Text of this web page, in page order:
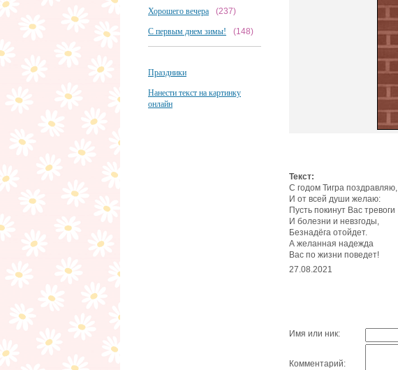
Хорошего вечера (237)
С первым днем зимы! (148)
Праздники
Нанести текст на картинку
онлайн
Текст:
С годом Тигра поздравляю,
И от всей души желаю:
Пусть покинут Вас тревоги
И болезни и невзгоды,
Безнадёга отойдет.
А желанная надежда
Вас по жизни поведет!
27.08.2021
Имя или ник:
Комментарий: